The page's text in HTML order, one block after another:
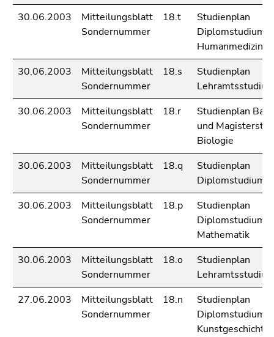
(Zugriffstaste
8)
(Zugriffstaste
30.06.2003
Mitteilungsblatt
Sondernummer
18.t
Studienplan
Diplomstudium
Humanmedizin
30.06.2003
Mitteilungsblatt
Sondernummer
18.s
Studienplan
30.06.2003
Mitteilungsblatt
Sondernummer
18.r
Studienplan
und
Biologie
30.06.2003
Mitteilungsblatt
Sondernummer
18.q
Studienplan
Diplomstudium
30.06.2003
Mitteilungsblatt
Sondernummer
18.p
Studienplan
Diplomstudium
Mathematik
30.06.2003
Mitteilungsblatt
Sondernummer
18.o
Studienplan
27.06.2003
Mitteilungsblatt
Sondernummer
18.n
Studienplan
Diplomstudium
Kunstgeschichte